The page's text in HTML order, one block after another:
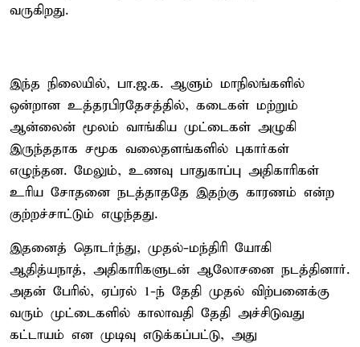
வருகிறது.
இந்த நிலையில், பா.ஜ.க. ஆளும் மாநிலங்களில்
ஒன்றான உத்தரபிரதேசத்தில், கடைகள் மற்றும்
ஆன்லைன் மூலம் வாங்கிய முட்டைகள் அழுகி
இருந்ததாக சமூக வலைதளங்களில் புகார்கள்
எழுந்தன. மேலும், உணவு பாதுகாப்பு அதிகாரிகள்
உரிய சோதனை நடத்தாததே இதற்கு காரணம் என்ற
குற்றச்சாட்டும் எழுந்தது.
இதனைத் தொடர்ந்து, முதல்-மந்திரி யோகி
ஆதித்யநாத், அதிகாரிகளுடன் ஆலோசனை நடத்தினார்.
அதன் பேரில், ஏப்ரல் 1-ந் தேதி முதல் விற்பனைக்கு
வரும் முட்டைகளில் காலாவதி தேதி அச்சிடுவது
கட்டாயம் என முடிவு எடுக்கப்பட்டு, அது